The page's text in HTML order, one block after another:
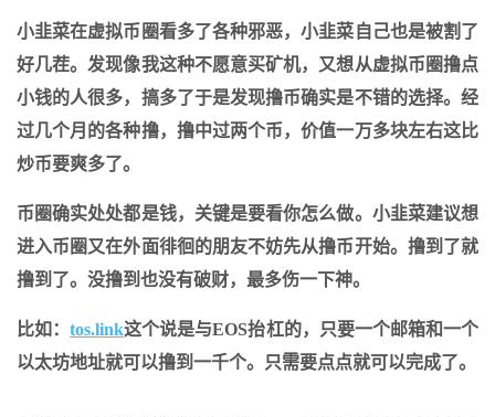
小韭菜在虚拟币圈看多了各种邪恶，小韭菜自己也是被割了
好几茬。发现像我这种不愿意买矿机，又想从虚拟币圈撸点
小钱的人很多，搞多了于是发现撸币确实是不错的选择。经
过几个月的各种撸，撸中过两个币，价值一万多块左右这比
炒币要爽多了。
币圈确实处处都是钱，关键是要看你怎么做。小韭菜建议想
进入币圈又在外面徘徊的朋友不妨先从撸币开始。撸到了就
撸到了。没撸到也没有破财，最多伤一下神。
比如：tos.link这个说是与EOS抬杠的，只要一个邮箱和一个
以太坊地址就可以撸到一千个。只需要点点就可以完成了。